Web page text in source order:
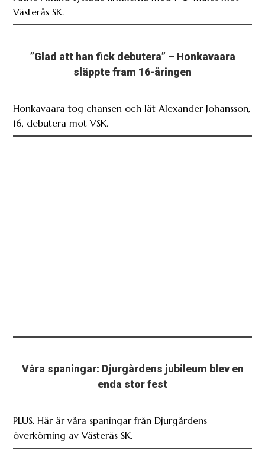
Västerås SK.
”Glad att han fick debutera” – Honkavaara
släppte fram 16-åringen
Honkavaara tog chansen och lät Alexander Johansson,
16, debutera mot VSK.
Våra spaningar: Djurgårdens jubileum blev en
enda stor fest
PLUS. Här är våra spaningar från Djurgårdens
överkörning av Västerås SK.